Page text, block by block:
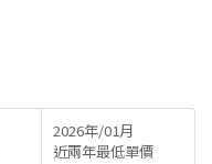
2026年/01月
近兩年最低單價